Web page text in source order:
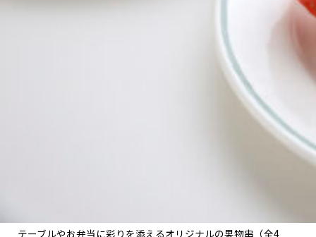
テーブルやお弁当に彩りを添えるオリジナルの果物串（全4